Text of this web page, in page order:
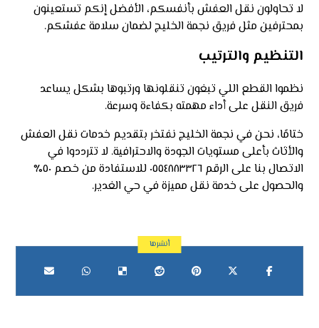
لا تحاولون نقل العفش بأنفسكم، الأفضل إنكم تستعينون
بمحترفين مثل فريق نجمة الخليج لضمان سلامة عفشكم.
التنظيم والترتيب
نظموا القطع اللي تبغون تنقلونها ورتبوها بشكل يساعد
فريق النقل على أداء مهمته بكفاءة وسرعة.
ختامًا، نحن في نجمة الخليج نفتخر بتقديم خدمات نقل العفش
والأثاث بأعلى مستويات الجودة والاحترافية. لا تترددوا في
الاتصال بنا على الرقم ٠٥٥٤٨٨٣٣٢٦ للاستفادة من خصم ٥٠٪
والحصول على خدمة نقل مميزة في حي الغدير.